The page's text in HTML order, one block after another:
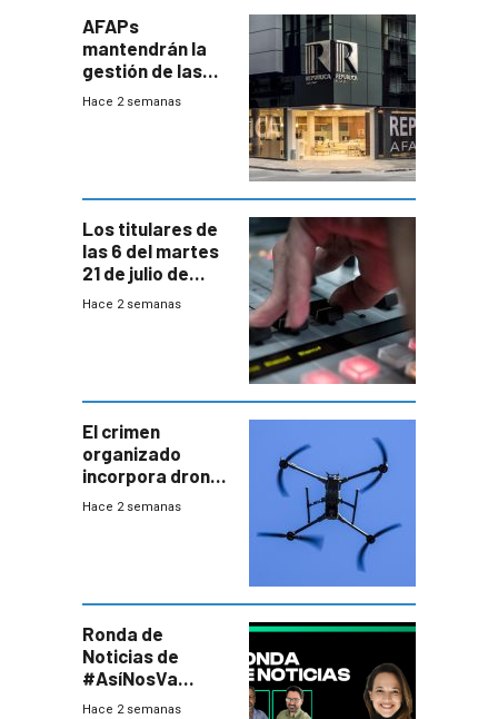
AFAPs
mantendrán la
gestión de las
cuentas
Hace 2 semanas
Los titulares de
las 6 del martes
21 de julio de
2026
Hace 2 semanas
El crimen
organizado
incorpora drones
y abre un nuevo
Hace 2 semanas
Ronda de
Noticias de
#AsíNosVa
(20/7/26)
Hace 2 semanas